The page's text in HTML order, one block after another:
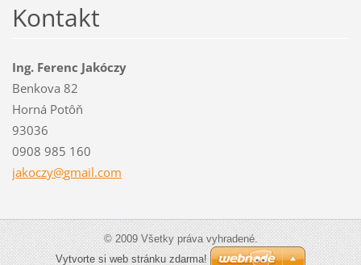
Kontakt
Ing. Ferenc Jakóczy
Benkova 82
Horná Potôň
93036
0908 985 160
jakoczy@gmail.com
© 2009 Všetky práva vyhradené.
Vytvorte si web stránku zdarma!